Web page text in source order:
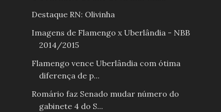
Destaque RN: Olivinha
Imagens de Flamengo x Uberlândia - NBB
2014/2015
Flamengo vence Uberlândia com ótima
diferença de p...
Romário faz Senado mudar número do
gabinete 4 do S...